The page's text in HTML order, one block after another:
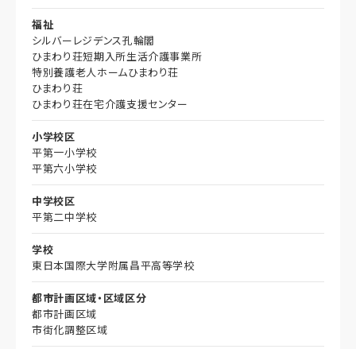
福祉
シルバーレジデンス孔輪閣
ひまわり荘短期入所生活介護事業所
特別養護老人ホームひまわり荘
ひまわり荘
ひまわり荘在宅介護支援センター
小学校区
平第一小学校
平第六小学校
中学校区
平第二中学校
学校
東日本国際大学附属昌平高等学校
都市計画区域・区域区分
都市計画区域
市街化調整区域